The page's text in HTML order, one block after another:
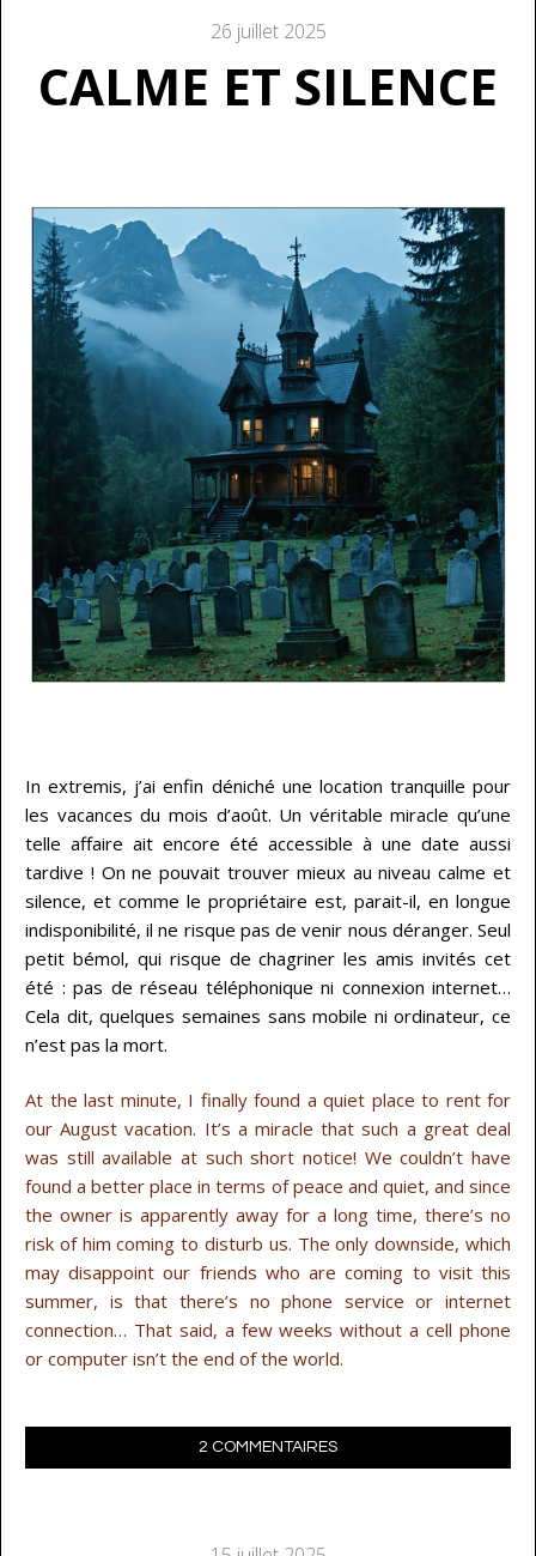
26 juillet 2025
CALME ET SILENCE
In extremis, j’ai enfin déniché une location tranquille pour
les vacances du mois d’août. Un véritable miracle qu’une
telle affaire ait encore été accessible à une date aussi
tardive ! On ne pouvait trouver mieux au niveau calme et
silence, et comme le propriétaire est, parait-il, en longue
indisponibilité, il ne risque pas de venir nous déranger. Seul
petit bémol, qui risque de chagriner les amis invités cet
été : pas de réseau téléphonique ni connexion internet…
Cela dit, quelques semaines sans mobile ni ordinateur, ce
n’est pas la mort.
At the last minute, I finally found a quiet place to rent for
our August vacation. It’s a miracle that such a great deal
was still available at such short notice! We couldn’t have
found a better place in terms of peace and quiet, and since
the owner is apparently away for a long time, there’s no
risk of him coming to disturb us. The only downside, which
may disappoint our friends who are coming to visit this
summer, is that there’s no phone service or internet
connection… That said, a few weeks without a cell phone
or computer isn’t the end of the world.
2 COMMENTAIRES